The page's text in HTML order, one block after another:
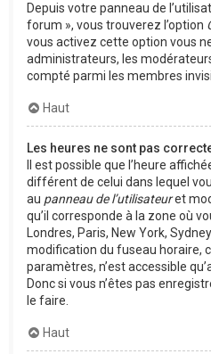
Depuis votre panneau de
forum », vous trouverez l’option
vous activez cette option vous
administrateurs, les
compté parmi les membres
Haut
Les heures ne sont pas
Il est possible que l’heure
différent de celui dans lequel
au panneau de l’utilisateuret
qu’il corresponde à la zone où
Londres, Paris, New York,
modification du fuseau horaire,
paramètres, n’est accessible
Donc si vous n’êtes pas
le faire.
Haut